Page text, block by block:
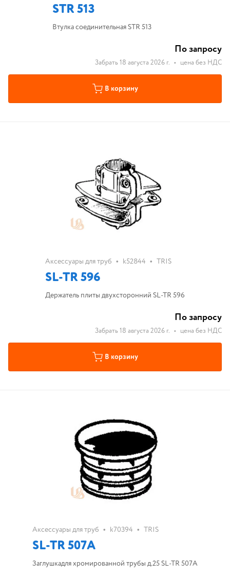
STR 513
Втулка соединительная STR 513
По запросу
Забрать 18 августа 2026 г. • цена без НДС
В корзину
Аксессуары для труб • k52844 • TRIS
SL-TR 596
Держатель плиты двухсторонний SL-TR 596
По запросу
Забрать 18 августа 2026 г. • цена без НДС
В корзину
Аксессуары для труб • k70394 • TRIS
SL-TR 507A
Заглушкадля хромированной трубы д.25 SL-TR 507A